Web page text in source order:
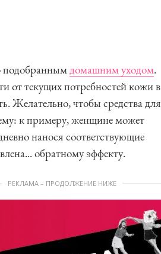
подобраннымдомашним уходом.
от текущих потребностей кожи в
Желательно, чтобы средства для
к примеру, женщине может
нанося соответствующие
обратному эффекту.
РЕКЛАМА – ПРОДОЛЖЕНИЕ НИЖЕ